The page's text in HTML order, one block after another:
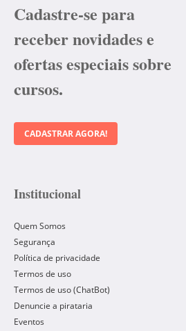
Cadastre-se para
receber novidades e
ofertas especiais sobre
cursos.
CADASTRAR AGORA!
Institucional
Quem Somos
Segurança
Política de privacidade
Termos de uso
Termos de uso (ChatBot)
Denuncie a pirataria
Eventos